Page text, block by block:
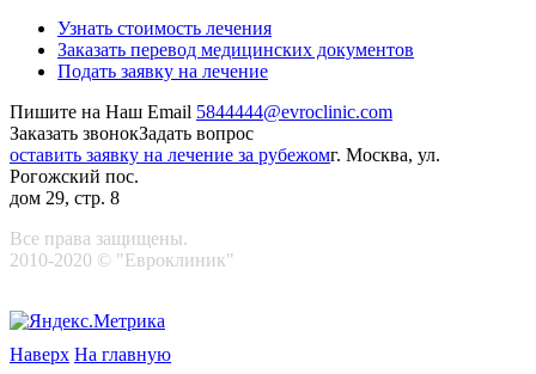
Узнать стоимость лечения
Заказать перевод медицинских документов
Подать заявку на лечение
Пишите на Наш Email 5844444@evroclinic.com
Заказать звонокЗадать вопрос
оставить заявку на лечение за рубежомг. Москва, ул.
Рогожский пос.
дом 29, стр. 8
Все права защищены.
2010-2020 © "Евроклиник"
Наверх На главную